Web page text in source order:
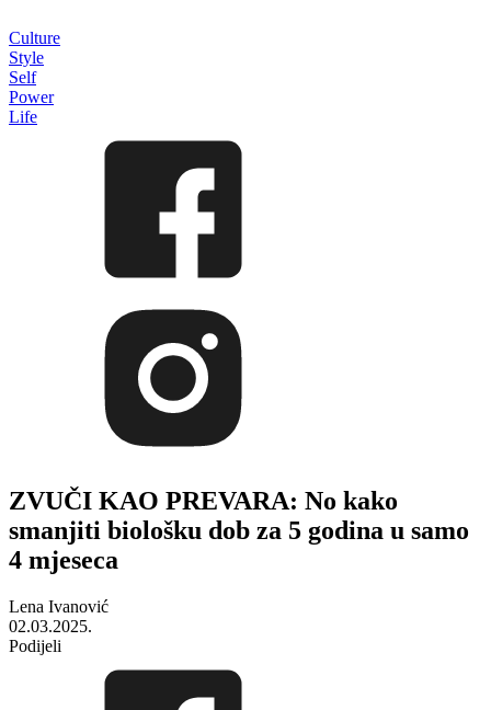
Culture
Style
Self
Power
Life
ZVUČI KAO PREVARA: No kako
smanjiti biološku dob za 5 godina u samo
4 mjeseca
Lena Ivanović
02.03.2025.
Podijeli